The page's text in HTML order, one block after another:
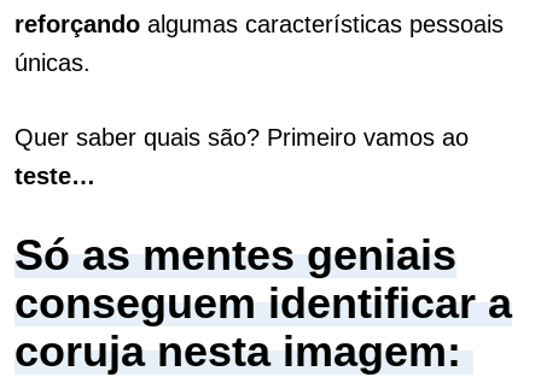
reforçando algumas características pessoais
únicas.
Quer saber quais são? Primeiro vamos ao
teste…
Só as mentes geniais
conseguem identificar a
coruja nesta imagem: